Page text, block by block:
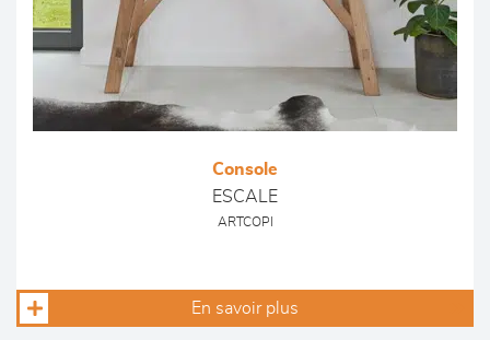
Console
ESCALE
ARTCOPI
En savoir plus